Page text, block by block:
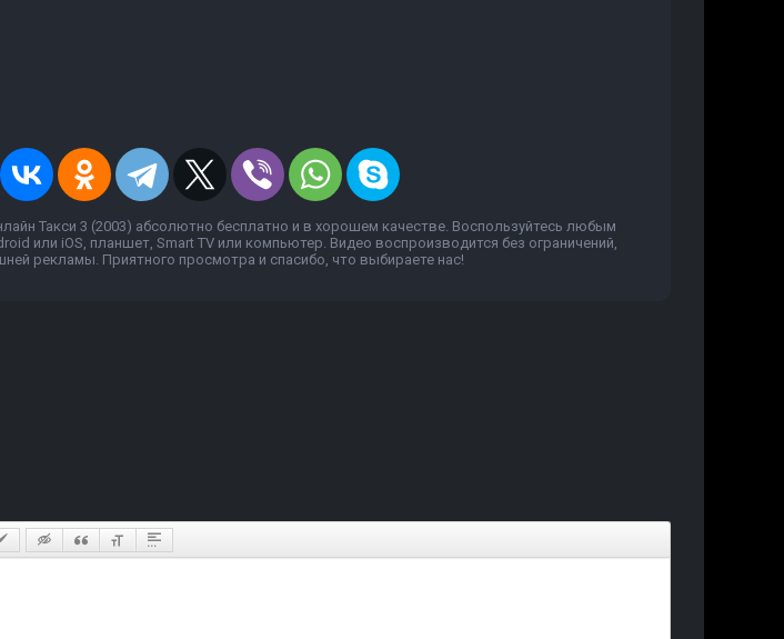
Такси 3 (2003) абсолютно бесплатно и в хорошем качестве. Воспользуйтесь любым
или iOS, планшет, Smart TV или компьютер. Видео воспроизводится без ограничений,
рекламы. Приятного просмотра и спасибо, что выбираете нас!